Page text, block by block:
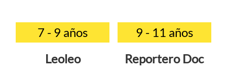
7 - 9 años
Leoleo
9 - 11 años
Reportero Doc